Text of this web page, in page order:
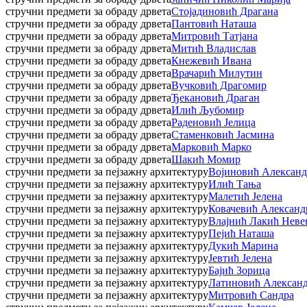
стручни предмети за обраду дрветаСтојадиновић Драгана
стручни предмети за обраду дрветаПантовић Наташа
стручни предмети за обраду дрветаМитровић Татјана
стручни предмети за обраду дрветаМитић Владислав
стручни предмети за обраду дрветаКнежевић Ивана
стручни предмети за обраду дрветаВрачарић Милутин
стручни предмети за обраду дрветаВучковић Драгомир
стручни предмети за обраду дрветаЂекановић Драган
стручни предмети за обраду дрветаИлић Љубомир
стручни предмети за обраду дрветаРаденовић Јелица
стручни предмети за обраду дрветаСтаменковић Јасмина
стручни предмети за обраду дрветаМарковић Марко
стручни предмети за обраду дрветаШакић Момир
стручни предмети за пејзажну архитектуруВојиновић
стручни предмети за пејзажну архитектуруИлић Тања
стручни предмети за пејзажну архитектуруМалетић Јелена
стручни предмети за пејзажну архитектуруКовачевић
стручни предмети за пејзажну архитектуруВлајнић Лакић
стручни предмети за пејзажну архитектуруПејић Наташа
стручни предмети за пејзажну архитектуруДукић Марина
стручни предмети за пејзажну архитектуруЈевтић Јелена
стручни предмети за пејзажну архитектуруБајић Зорица
стручни предмети за пејзажну архитектуруЛатиновић
стручни предмети за пејзажну архитектуруМитровић Сандра